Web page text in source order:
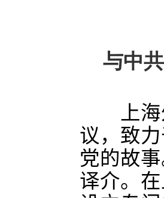
与中
上海外
议，致
党的故
译介。